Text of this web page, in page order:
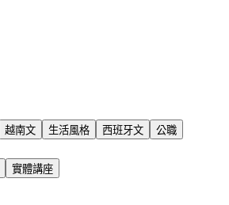
越南文 生活風格 西班牙文 公職
實體講座